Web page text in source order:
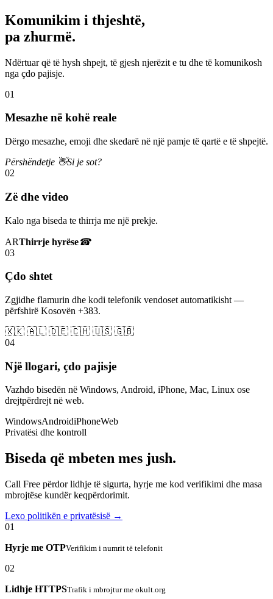
Komunikim i thjeshtë,
pa zhurmë.
Ndërtuar që të hysh shpejt, të gjesh njerëzit e tu dhe të komunikosh
nga çdo pajisje.
01
Mesazhe në kohë reale
Dërgo mesazhe, emoji dhe skedarë në një pamje të qartë e të shpejtë.
Përshëndetje 👋Si je sot?
02
Zë dhe video
Kalo nga biseda te thirrja me një prekje.
ARThirrje hyrëse☎
03
Çdo shtet
Zgjidhe flamurin dhe kodi telefonik vendoset automatikisht —
përfshirë Kosovën +383.
🇽🇰 🇦🇱 🇩🇪 🇨🇭 🇺🇸 🇬🇧
04
Një llogari, çdo pajisje
Vazhdo bisedën në Windows, Android, iPhone, Mac, Linux ose
drejtpërdrejt në web.
WindowsAndroidiPhoneWeb
Privatësi dhe kontroll
Biseda që mbeten mes jush.
Call Free përdor lidhje të sigurta, hyrje me kod verifikimi dhe masa
mbrojtëse kundër keqpërdorimit.
Lexo politikën e privatësisë →
01
Hyrje me OTPVerifikim i numrit të telefonit
02
Lidhje HTTPSTrafik i mbrojtur me okult.org